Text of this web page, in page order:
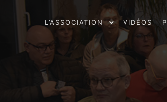
L’ASSOCIATION VIDÉOS